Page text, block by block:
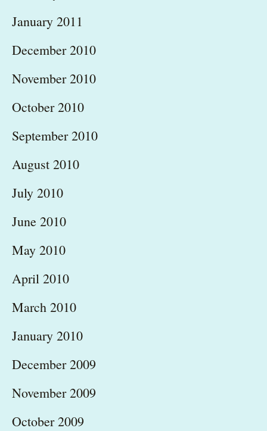
January 2011
December 2010
November 2010
October 2010
September 2010
August 2010
July 2010
June 2010
May 2010
April 2010
March 2010
January 2010
December 2009
November 2009
October 2009